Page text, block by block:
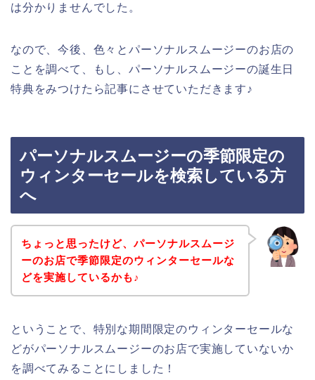
は分かりませんでした。
なので、今後、色々とパーソナルスムージーのお店の
ことを調べて、もし、パーソナルスムージーの誕生日
特典をみつけたら記事にさせていただきます♪
パーソナルスムージーの季節限定の
ウィンターセールを検索している方
へ
ちょっと思ったけど、パーソナルスムージ
ーのお店で季節限定のウィンターセールな
どを実施しているかも♪
ということで、特別な期間限定のウィンターセールな
どがパーソナルスムージーのお店で実施していないか
を調べてみることにしました！